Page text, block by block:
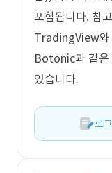
포함됩니다. 참
TradingView
Botonic과 같은
있습니다.
로